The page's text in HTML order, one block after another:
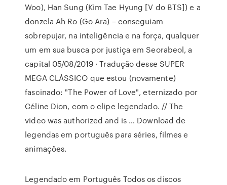
Woo), Han Sung (Kim Tae Hyung [V do BTS]) e a
donzela Ah Ro (Go Ara) – conseguiam
sobrepujar, na inteligência e na força, qualquer
um em sua busca por justiça em Seorabeol, a
capital 05/08/2019 · Tradução desse SUPER
MEGA CLÁSSICO que estou (novamente)
fascinado: "The Power of Love", eternizado por
Céline Dion, com o clipe legendado. // The
video was authorized and is … Download de
legendas em português para séries, filmes e
animações.
Legendado em Português Todos os discos